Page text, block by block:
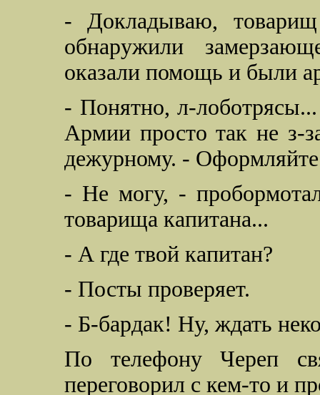
- Докладываю,
обнаружили
оказали помощь и были
- Понятно, л-
Армии просто так не з-
дежурному. -
- Не могу, -
товарища капитана...
- А где твой капитан?
- Посты проверяет.
- Б-бардак! Ну, ждать
По телефону Череп
переговорил с кем-то и